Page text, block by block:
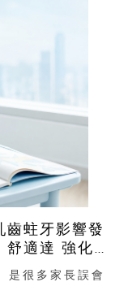
齒蛀牙影響發
是很多家長誤會